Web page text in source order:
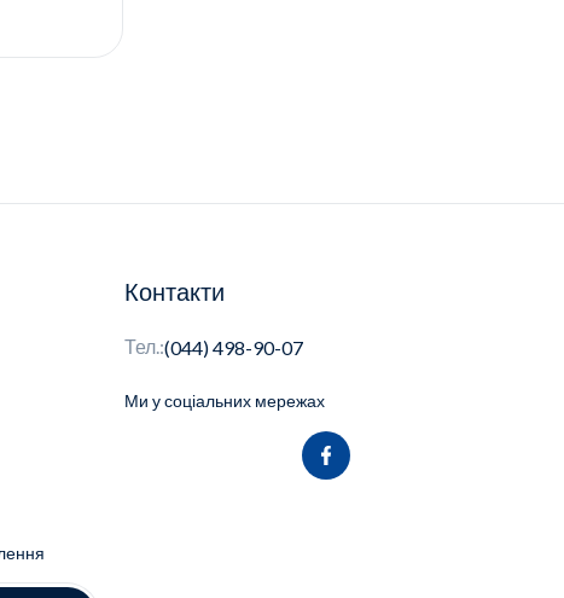
Контакти
Тел.:(044) 498-90-07
Ми у соціальних мережах